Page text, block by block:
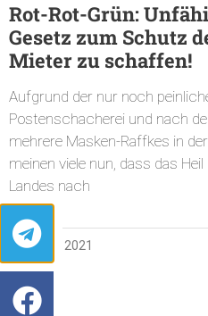
Rot-Rot-Grün:
Gesetz zum Schutz
Mieter zu schaffen!
Aufgrund der nur noch
Postenschacherei und nach
mehrere Masken-Raffkes in
meinen viele nun, dass das
Landes nach
15. APRIL 2021